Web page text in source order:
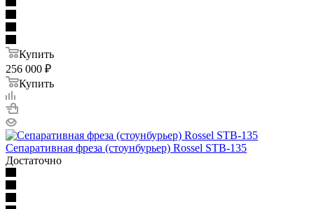
Купить
256 000 ₽
Купить
Сепаративная фреза (стоунбурьер) Rossel STB-135
Достаточно